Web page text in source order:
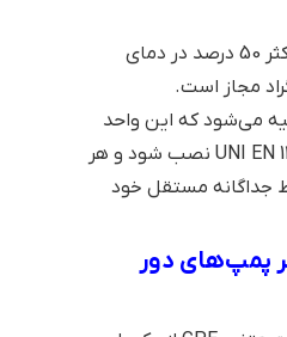
رطوبت نسبی حداکثر 50 درصد در دماي
می‌شود که این واحد
تحت عنوان UNI EN 12845 نصب شود و هر
جداگانه مستقل خود
پمپ‌های دور